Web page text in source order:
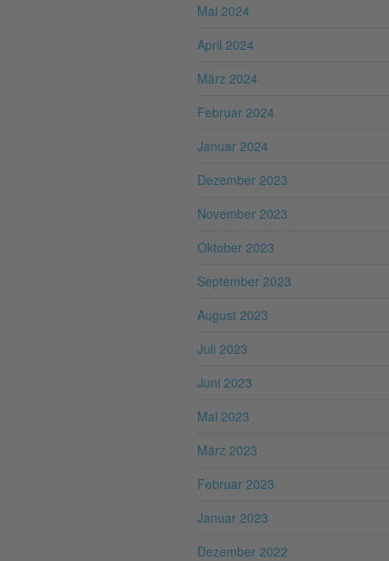
Mai 2024
April 2024
März 2024
Februar 2024
Januar 2024
Dezember 2023
November 2023
Oktober 2023
September 2023
August 2023
Juli 2023
Juni 2023
Mai 2023
März 2023
Februar 2023
Januar 2023
Dezember 2022